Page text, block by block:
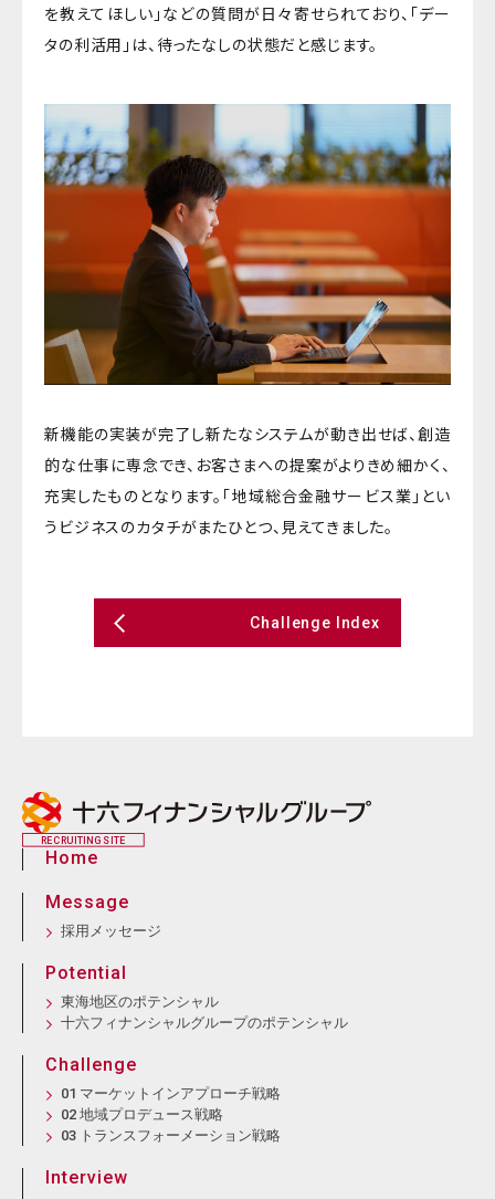
を教えてほしい」などの質問が日々寄せられており、「デー
タの利活用」は、待ったなしの状態だと感じます。
新機能の実装が完了し新たなシステムが動き出せば、創造
的な仕事に専念でき、お客さまへの提案がよりきめ細かく、
充実したものとなります。「地域総合金融サービス業」とい
うビジネスのカタチがまたひとつ、見えてきました。
Challenge Index
RECRUITING SITE
Home
Message
採用メッセージ
Potential
東海地区のポテンシャル
十六フィナンシャルグループのポテンシャル
Challenge
01 マーケットインアプローチ戦略
02 地域プロデュース戦略
03 トランスフォーメーション戦略
Interview